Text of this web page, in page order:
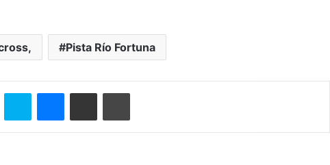
Pista Río Fortuna